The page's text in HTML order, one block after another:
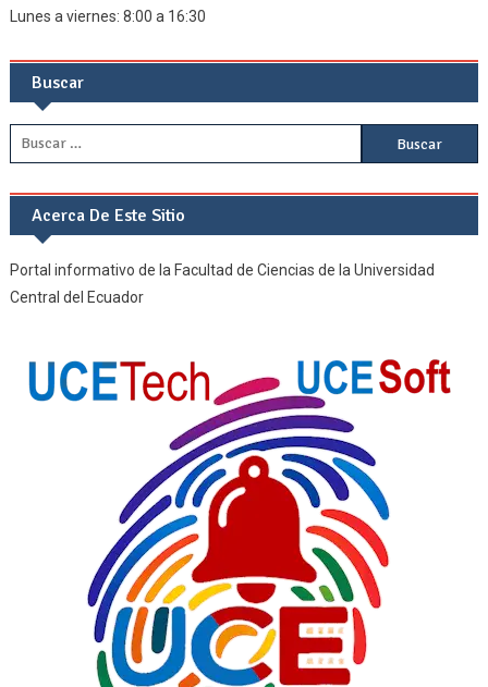
Lunes a viernes: 8:00 a 16:30
Buscar
Buscar:
Acerca De Este Sitio
Portal informativo de la Facultad de Ciencias de la Universidad
Central del Ecuador